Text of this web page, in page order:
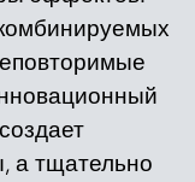
а тщательно